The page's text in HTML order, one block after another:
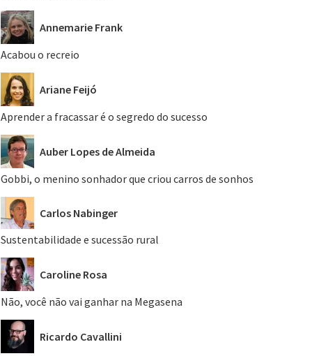
Annemarie Frank
Acabou o recreio
Ariane Feijó
Aprender a fracassar é o segredo do sucesso
Auber Lopes de Almeida
Gobbi, o menino sonhador que criou carros de sonhos
Carlos Nabinger
Sustentabilidade e sucessão rural
Caroline Rosa
Não, você não vai ganhar na Megasena
Ricardo Cavallini